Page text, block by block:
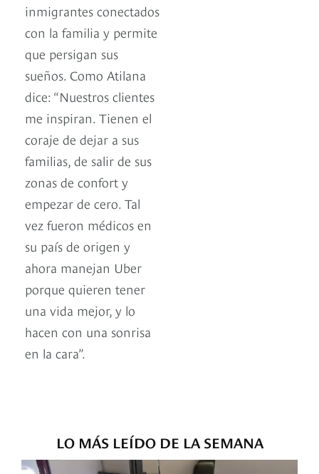
inmigrantes conectados
con la familia y permite
que persigan sus
sueños. Como Atilana
dice: “Nuestros clientes
me inspiran. Tienen el
coraje de dejar a sus
familias, de salir de sus
zonas de confort y
empezar de cero. Tal
vez fueron médicos en
su país de origen y
ahora manejan Uber
porque quieren tener
una vida mejor, y lo
hacen con una sonrisa
en la cara”.
LO MÁS LEÍDO DE LA SEMANA